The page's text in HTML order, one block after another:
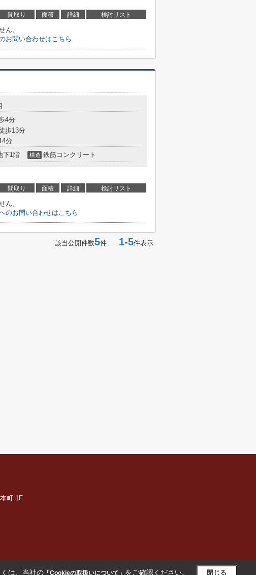
間取り 面積 詳細 検討リスト
ん。
お問い合わせはこちら
4分
歩13分
分
下1階 構造 鉄筋コンクリート
間取り 面積 詳細 検討リスト
ん。
のお問い合わせはこちら
該当公開件数5件 1-5件表示
町 1F
は、当社の「Cookieの取扱いについて」 をご確認ください。 閉じる